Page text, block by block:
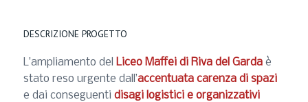
DESCRIZIONE PROGETTO
L’ampliamento del Liceo Maffei di Riva del Gardaè
stato reso urgente dall’accentuata carenza di spazi
e dai conseguenti disagi logistici e organizzativi